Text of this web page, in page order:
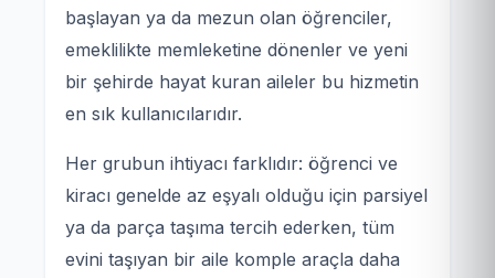
başlayan ya da mezun olan öğrenciler,
emeklilikte memleketine dönenler ve yeni
bir şehirde hayat kuran aileler bu hizmetin
en sık kullanıcılarıdır.
Her grubun ihtiyacı farklıdır: öğrenci ve
kiracı genelde az eşyalı olduğu için parsiyel
ya da parça taşıma tercih ederken, tüm
evini taşıyan bir aile komple araçla daha